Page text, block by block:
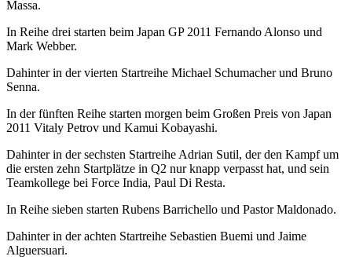
Massa.
In Reihe drei starten beim Japan GP 2011 Fernando Alonso und
Mark Webber.
Dahinter in der vierten Startreihe Michael Schumacher und Bruno
Senna.
In der fünften Reihe starten morgen beim Großen Preis von Japan
2011 Vitaly Petrov und Kamui Kobayashi.
Dahinter in der sechsten Startreihe Adrian Sutil, der den Kampf um
die ersten zehn Startplätze in Q2 nur knapp verpasst hat, und sein
Teamkollege bei Force India, Paul Di Resta.
In Reihe sieben starten Rubens Barrichello und Pastor Maldonado.
Dahinter in der achten Startreihe Sebastien Buemi und Jaime
Alguersuari.